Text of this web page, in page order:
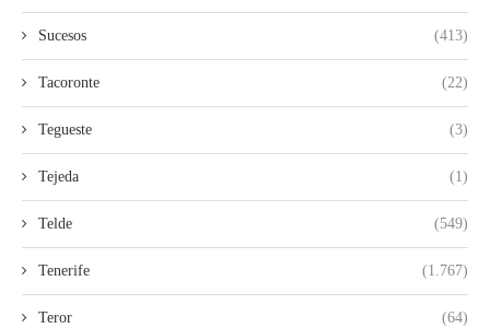
Sucesos (413)
Tacoronte (22)
Tegueste (3)
Tejeda (1)
Telde (549)
Tenerife (1.767)
Teror (64)